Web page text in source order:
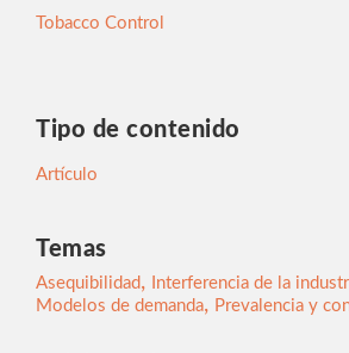
Tobacco Control
Tipo de contenido
Artículo
Temas
Asequibilidad, Interferencia de la
Modelos de demanda, Prevalencia y